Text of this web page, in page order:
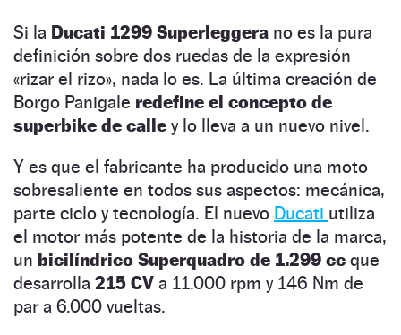
Si la Ducati 1299 Superleggera no es la pura
definición sobre dos ruedas de la expresión
«rizar el rizo», nada lo es. La última creación de
Borgo Panigale redefine el concepto de
superbike de calle y lo lleva a un nuevo nivel.
Y es que el fabricante ha producido una moto
sobresaliente en todos sus aspectos: mecánica,
parte ciclo y tecnología. El nuevo Ducati utiliza
el motor más potente de la historia de la marca,
un bicilíndrico Superquadro de 1.299 cc que
desarrolla 215 CV a 11.000 rpm y 146 Nm de
par a 6.000 vueltas.